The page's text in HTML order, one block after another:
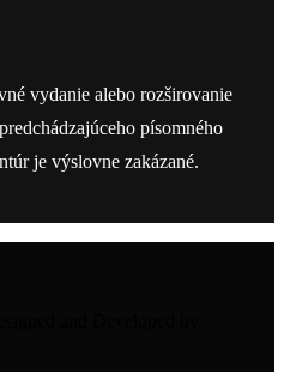
vydanie alebo rozširovanie
písomného
je výslovne zakázané.